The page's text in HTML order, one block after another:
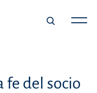
fe del socio